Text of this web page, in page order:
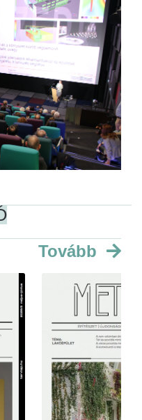
Tovább